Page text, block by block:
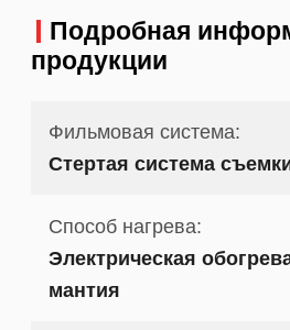
Подробная
продукции
Фильмовая система:
Стертая система
Способ нагрева:
Электрическая
мантия